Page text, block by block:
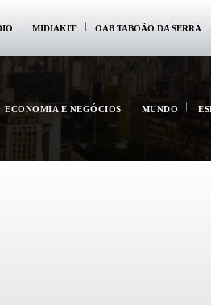
MIDIAKIT OAB TABOÃO DA SERRA
ECONOMIA E NEGÓCIOS MUNDO